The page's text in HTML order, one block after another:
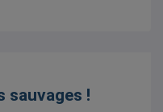
sauvages !